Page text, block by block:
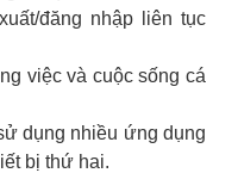
đăng nhập liên tục
việc và cuộc sống cá
dụng nhiều ứng dụng
bị thứ hai.